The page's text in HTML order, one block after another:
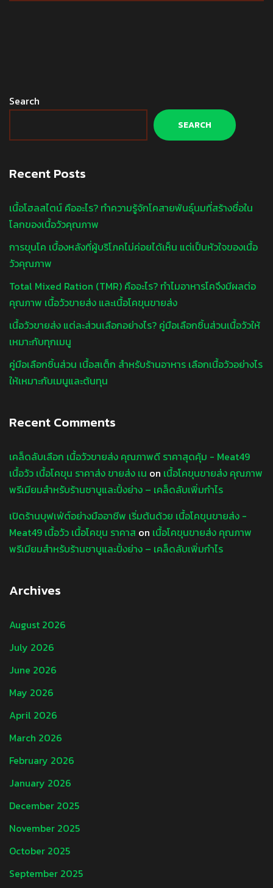
Search
SEARCH
Recent Posts
เนื้อโฮลสไตน์ คืออะไร? ทำความรู้จักโคสายพันธุ์นมที่สร้างชื่อใน
โลกของเนื้อวัวคุณภาพ
การขุนโค เบื้องหลังที่ผู้บริโภคไม่ค่อยได้เห็น แต่เป็นหัวใจของเนื้อ
วัวคุณภาพ
Total Mixed Ration (TMR) คืออะไร? ทำไมอาหารโคจึงมีผลต่อ
คุณภาพ เนื้อวัวขายส่ง และเนื้อโคขุนขายส่ง
เนื้อวัวขายส่ง แต่ละส่วนเลือกอย่างไร? คู่มือเลือกชิ้นส่วนเนื้อวัวให้
เหมาะกับทุกเมนู
คู่มือเลือกชิ้นส่วน เนื้อสเต็ก สำหรับร้านอาหาร เลือกเนื้อวัวอย่างไร
ให้เหมาะกับเมนูและต้นทุน
Recent Comments
เคล็ดลับเลือก เนื้อวัวขายส่ง คุณภาพดี ราคาสุดคุ้ม - Meat49
เนื้อวัว เนื้อโคขุน ราคาส่ง ขายส่ง เน on เนื้อโคขุนขายส่ง คุณภาพ
พรีเมียมสำหรับร้านชาบูและปิ้งย่าง – เคล็ดลับเพิ่มกำไร
เปิดร้านบุฟเฟ่ต์อย่างมืออาชีพ เริ่มต้นด้วย เนื้อโคขุนขายส่ง -
Meat49 เนื้อวัว เนื้อโคขุน ราคาส on เนื้อโคขุนขายส่ง คุณภาพ
พรีเมียมสำหรับร้านชาบูและปิ้งย่าง – เคล็ดลับเพิ่มกำไร
Archives
August 2026
July 2026
June 2026
May 2026
April 2026
March 2026
February 2026
January 2026
December 2025
November 2025
October 2025
September 2025